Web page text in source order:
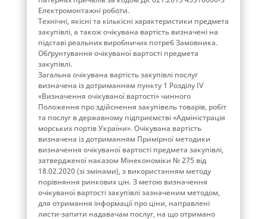
Електромонтажні роботи.
Технічні, якісні та кількісні характеристики предмета
закупівлі, а також очікувана вартість визначені на
підставі реальних виробничих потреб Замовника.
Обґрунтування очікуваної вартості предмета
закупівлі.
Загальна очікувана вартість закупівлі послуг
визначена із дотриманням пункту 1 Розділу ІV
«Визначення очікуваної вартості» чинного
Положення про здійснення закупівель товарів, робіт
та послуг в державному підприємстві «Адміністрація
морських портів України». Очікувана вартість
визначена із дотриманням Примірної методики
визначення очікуваної вартості предмета закупівлі,
затвердженої наказом Мінекономіки № 275 від
18.02.2020 (зі змінами), з використанням методу
порівняння ринкових цін. З метою визначення
очікуваної вартості закупівлі зазначеним методом,
для отримання інформації про ціни, направлені
листи-запити надавачам послуг, на що отримано